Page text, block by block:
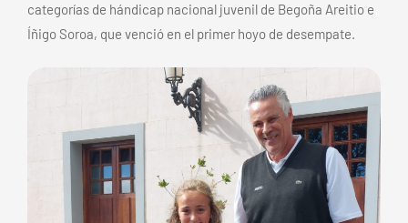
categorías de hándicap nacional juvenil de Begoña Areitio e
Íñigo Soroa, que venció en el primer hoyo de desempate.